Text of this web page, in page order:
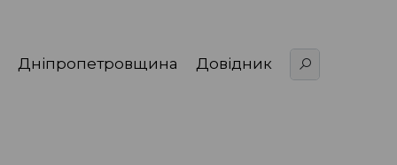
Дніпропетровщина Довідник